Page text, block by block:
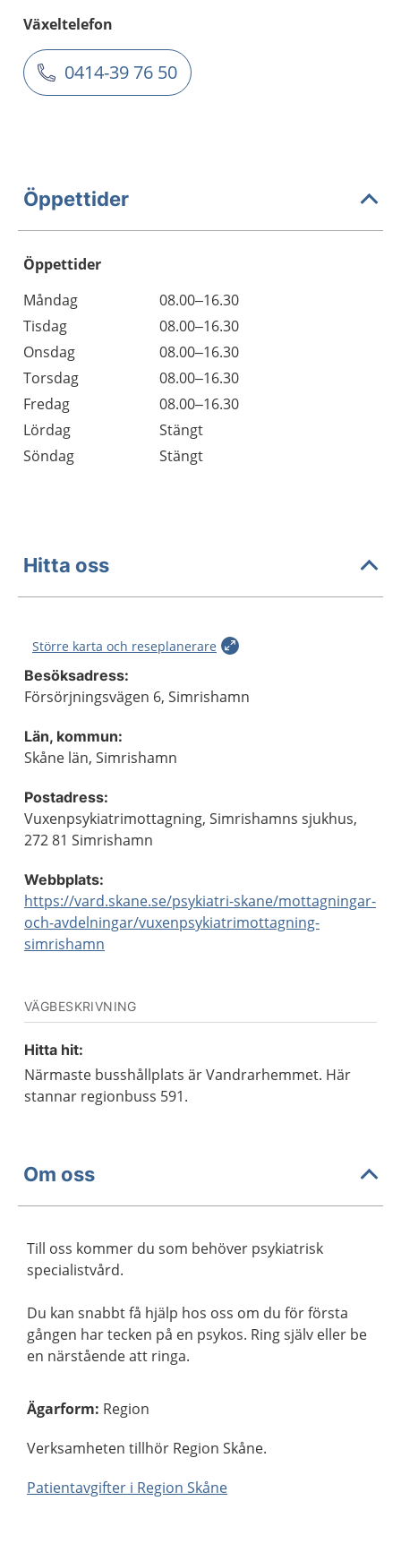
Växeltelefon
0414-39 76 50
Öppettider
Öppettider
Dag
Öppettider
Kommentarer
Måndag
08.00–16.30
Tisdag
08.00–16.30
Onsdag
08.00–16.30
Torsdag
08.00–16.30
Fredag
08.00–16.30
Lördag
Stängt
Söndag
Stängt
Hitta oss
Större karta och reseplanerare
Besöksadress:
Försörjningsvägen 6, Simrishamn
Län, kommun:
Skåne län, Simrishamn
Postadress:
Vuxenpsykiatrimottagning, Simrishamns sjukhus,
272 81 Simrishamn
Webbplats:
https://vard.skane.se/psykiatri-skane/mottagningar-
och-avdelningar/vuxenpsykiatrimottagning-
simrishamn
VÄGBESKRIVNING
Hitta hit:
Närmaste busshållplats är Vandrarhemmet. Här
stannar regionbuss 591.
Om oss
Till oss kommer du som behöver psykiatrisk
specialistvård.
Du kan snabbt få hjälp hos oss om du för första
gången har tecken på en psykos. Ring själv eller be
en närstående att ringa.
Ägarform: Region
Verksamheten tillhör Region Skåne.
Patientavgifter i Region Skåne